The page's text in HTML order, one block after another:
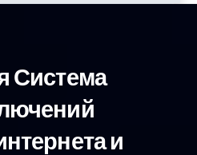
Система
и